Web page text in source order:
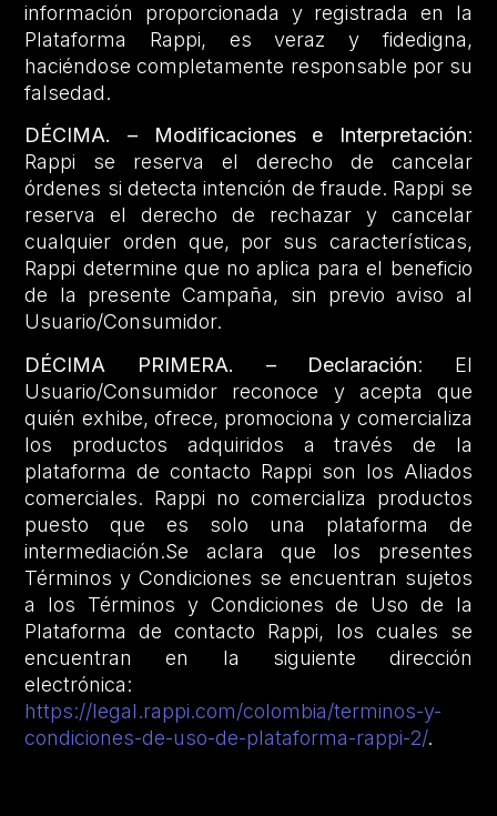
información proporcionada y registrada en la
Plataforma Rappi, es veraz y fidedigna,
haciéndose completamente responsable por su
falsedad.
DÉCIMA. – Modificaciones e Interpretación:
Rappi se reserva el derecho de cancelar
órdenes si detecta intención de fraude. Rappi se
reserva el derecho de rechazar y cancelar
cualquier orden que, por sus características,
Rappi determine que no aplica para el beneficio
de la presente Campaña, sin previo aviso al
Usuario/Consumidor.
DÉCIMA PRIMERA. – Declaración: El
Usuario/Consumidor reconoce y acepta que
quién exhibe, ofrece, promociona y comercializa
los productos adquiridos a través de la
plataforma de contacto Rappi son los Aliados
comerciales. Rappi no comercializa productos
puesto que es solo una plataforma de
intermediación.Se aclara que los presentes
Términos y Condiciones se encuentran sujetos
a los Términos y Condiciones de Uso de la
Plataforma de contacto Rappi, los cuales se
encuentran en la siguiente dirección
electrónica:
https://legal.rappi.com/colombia/terminos-y-
condiciones-de-uso-de-plataforma-rappi-2/.